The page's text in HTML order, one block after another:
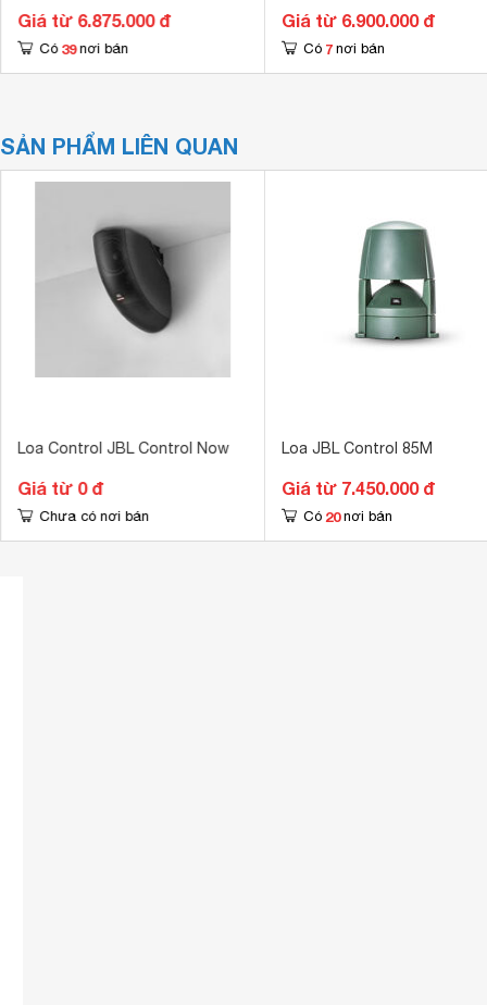
Giá từ 6.875.000 đ
Có 39 nơi bán
Giá từ 6.900.000 đ
Có 7 nơi bán
SẢN PHẨM LIÊN QUAN
Loa Control JBL Control Now
Giá từ 0 đ
Chưa có nơi bán
Loa JBL Control 85M
Giá từ 7.450.000 đ
Có 20 nơi bán